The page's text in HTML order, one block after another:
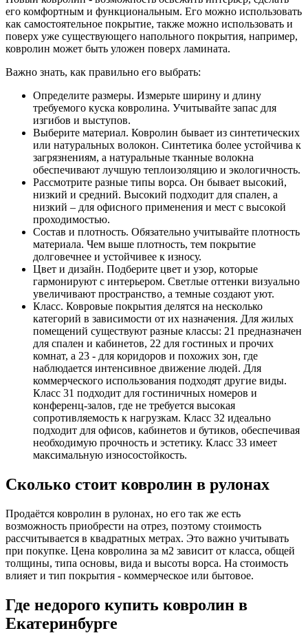
его комфортным и функциональным. Его можно использовать
как самостоятельное покрытие, также можно использовать и
поверх уже существующего напольного покрытия, например,
ковролин может быть уложен поверх ламината.
Важно знать, как правильно его выбрать:
Определите размеры. Измерьте ширину и длину
требуемого куска ковролина. Учитывайте запас для
изгибов и выступов.
Выберите материал. Ковролин бывает из синтетических
или натуральных волокон. Синтетика более устойчива к
загрязнениям, а натуральные тканные волокна
обеспечивают лучшую теплоизоляцию и экологичность.
Рассмотрите разные типы ворса. Он бывает высокий,
низкий и средний. Высокий подходит для спален, а
низкий – для офисного применения и мест с высокой
проходимостью.
Состав и плотность. Обязательно учитывайте плотность
материала. Чем выше плотность, тем покрытие
долговечнее и устойчивее к износу.
Цвет и дизайн. Подберите цвет и узор, которые
гармонируют с интерьером. Светлые оттенки визуально
увеличивают пространство, а темные создают уют.
Класс. Ковровые покрытия делятся на несколько
категорий в зависимости от их назначения. Для жилых
помещений существуют разные классы: 21 предназначен
для спален и кабинетов, 22 для гостиных и прочих
комнат, а 23 - для коридоров и похожих зон, где
наблюдается интенсивное движение людей. Для
коммерческого использования подходят другие виды.
Класс 31 подходит для гостиничных номеров и
конференц-залов, где не требуется высокая
сопротивляемость к нагрузкам. Класс 32 идеально
подходит для офисов, кабинетов и бутиков, обеспечивая
необходимую прочность и эстетику. Класс 33 имеет
максимальную износостойкость.
Сколько стоит ковролин в рулонах
Продаётся ковролин в рулонах, но его так же есть
возможность приобрести на отрез, поэтому стоимость
рассчитывается в квадратных метрах. Это важно учитывать
при покупке. Цена ковролина за м2 зависит от класса, общей
толщины, типа основы, вида и высоты ворса. На стоимость
влияет и тип покрытия - коммерческое или бытовое.
Где недорого купить ковролин в
Екатеринбурге